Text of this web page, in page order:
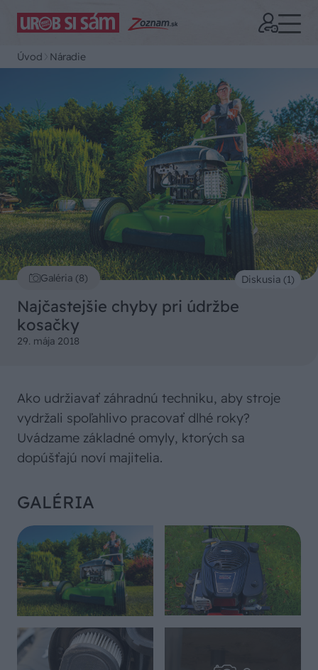
Úvod Náradie
Galéria (8)
Najčastejšie chyby pri údržbe
kosačky
29. mája 2018
Diskusia (1)
Ako udržiavať záhradnú techniku, aby stroje
vydržali spoľahlivo pracovať dlhé roky?
Uvádzame základné omyly, ktorých sa
dopúšťajú noví majitelia.
GALÉRIA